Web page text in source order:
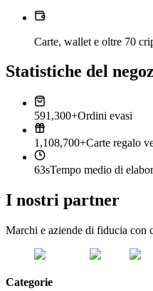
Carte, wallet e oltre 70
Statistiche del
591,300+Ordini evasi
1,108,700+Carte regalo
63sTempo medio di
I nostri partner
Marchi e aziende di fiducia con
Categorie